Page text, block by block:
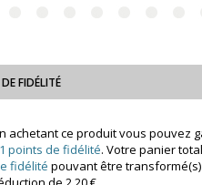
FIDÉLITÉ
achetant ce produit vous pouvez
points de fidélité. Votre panier
fidélité pouvant être